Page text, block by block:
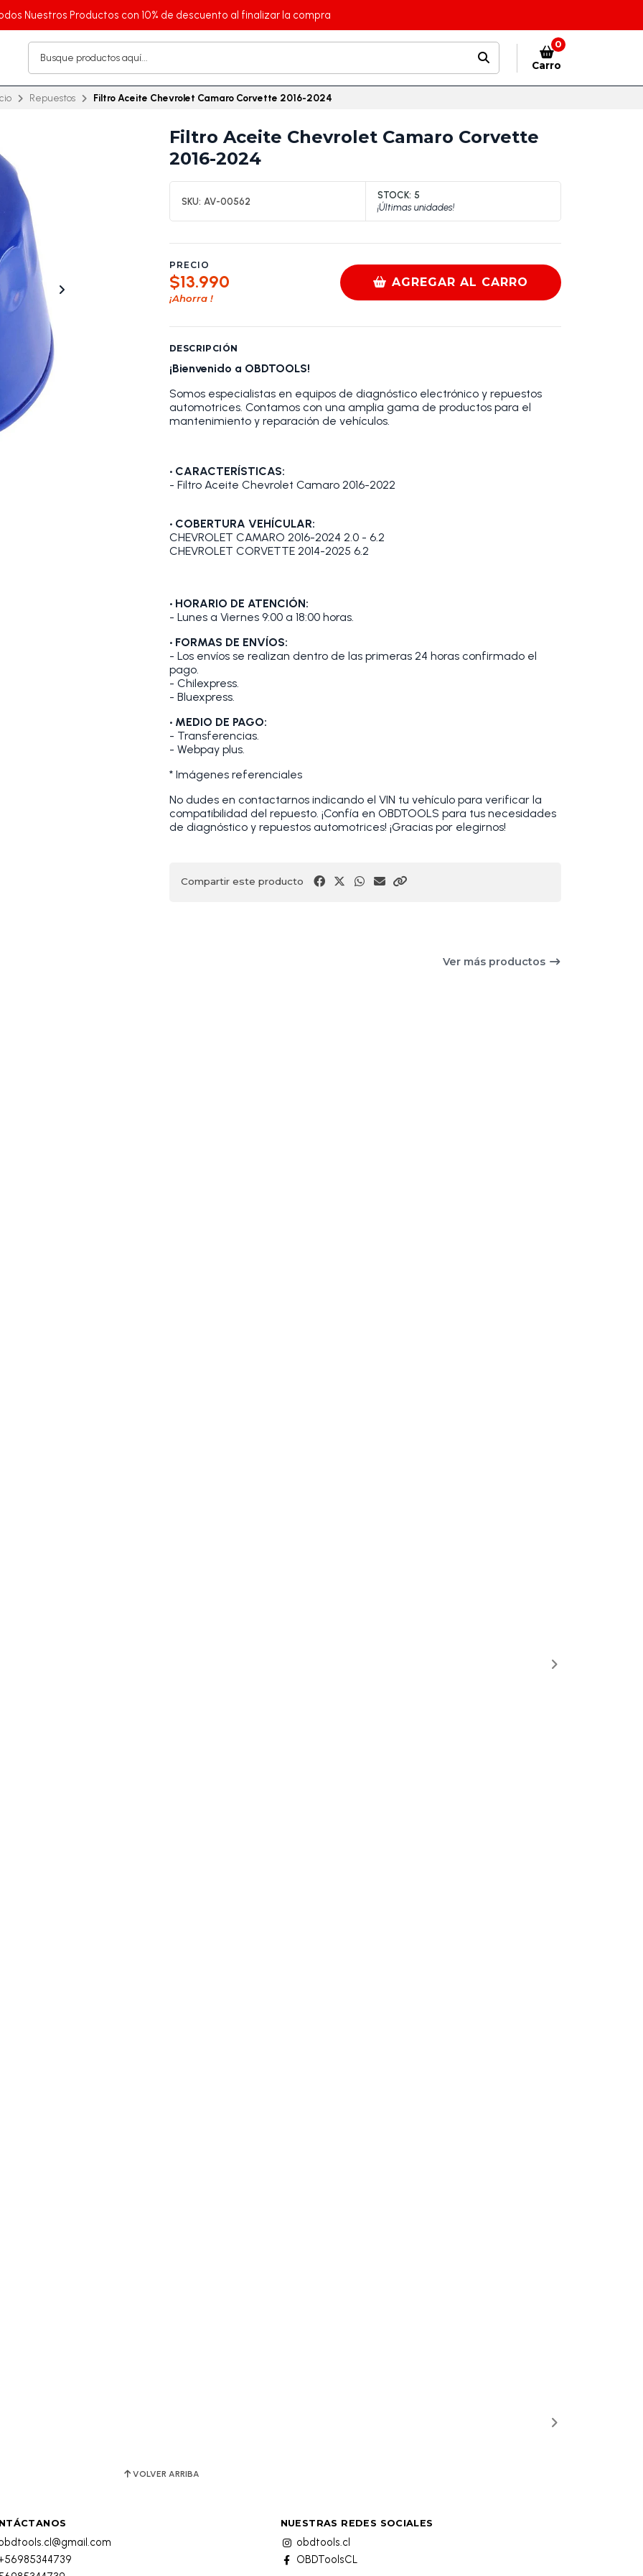
Nuestros Productos con 10% de descuento al finalizar la compra
0
Carro
Repuestos Filtro Aceite Chevrolet Camaro Corvette 2016-2024
Filtro Aceite Chevrolet Camaro Corvette
2016-2024
SKU: AV-00562
STOCK: 5
¡Últimas unidades!
PRECIO
$13.990
¡Ahorra !
AGREGAR AL CARRO
DESCRIPCIÓN
¡Bienvenido a OBDTOOLS!
Somos especialistas en equipos de diagnóstico electrónico y repuestos
automotrices. Contamos con una amplia gama de productos para el
mantenimiento y reparación de vehículos.
• CARACTERÍSTICAS:
- Filtro Aceite Chevrolet Camaro 2016-2022
• COBERTURA VEHÍCULAR:
CHEVROLET CAMARO 2016-2024 2.0 - 6.2
CHEVROLET CORVETTE 2014-2025 6.2
• HORARIO DE ATENCIÓN:
- Lunes a Viernes 9:00 a 18:00 horas.
• FORMAS DE ENVÍOS:
- Los envíos se realizan dentro de las primeras 24 horas confirmado el
pago.
- Chilexpress.
- Bluexpress.
• MEDIO DE PAGO:
- Transferencias.
- Webpay plus.
* Imágenes referenciales
No dudes en contactarnos indicando el VIN tu vehículo para verificar la
compatibilidad del repuesto. ¡Confía en OBDTOOLS para tus necesidades
de diagnóstico y repuestos automotrices! ¡Gracias por elegirnos!
Compartir este producto
Ver más productos
VOLVER ARRIBA
NUESTRAS REDES SOCIALES
obdtools.cl
OBDToolsCL